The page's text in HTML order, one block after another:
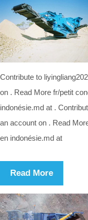
Contribute to
on . Read More fr/petit
indonésie.md at .
an account on . Read
en indonésie.md at
Read More